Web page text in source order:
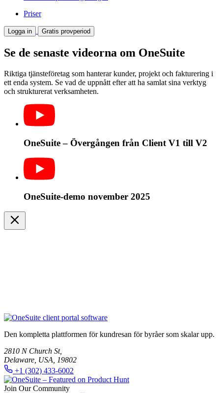
Priser
Logga in Gratis provperiod
Se de senaste videorna om OneSuite
Riktiga tjänsteföretag som hanterar kunder, projekt och fakturering i
ett enda system. Se vad de uppnått efter att ha samlat sina verktyg
och strukturerat verksamheten.
OneSuite – Övergången från Client V1 till V2
OneSuite-demo november 2025
Den kompletta plattformen för kundresan för byråer som skalar upp.
2810 N Church St,
Delaware, USA, 19802
+1 (302) 433-6002
Join Our Community